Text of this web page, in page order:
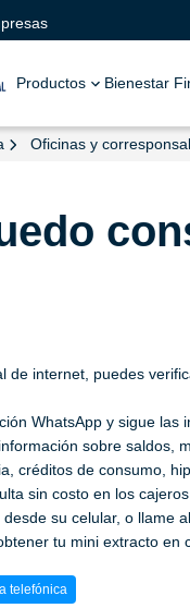
Productos Bienestar
Oficinas y
de internet, puedes
WhatsApp y sigue
sobre saldos,
créditos de consumo,
sin costo en los
su celular, o llame
tu mini extracto en
telefónica